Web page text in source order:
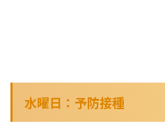
水曜日：予防接種